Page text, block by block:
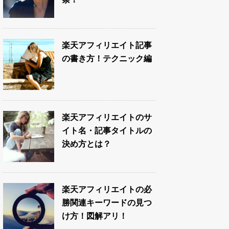
楽天アフィリエイト記事
の書き方！テクニック編
楽天アフィリエイトのサ
イト名・記事タイトルの
決め方とは？
楽天アフィリエイトの必
勝関連キーワードの見つ
け方！図解アリ！